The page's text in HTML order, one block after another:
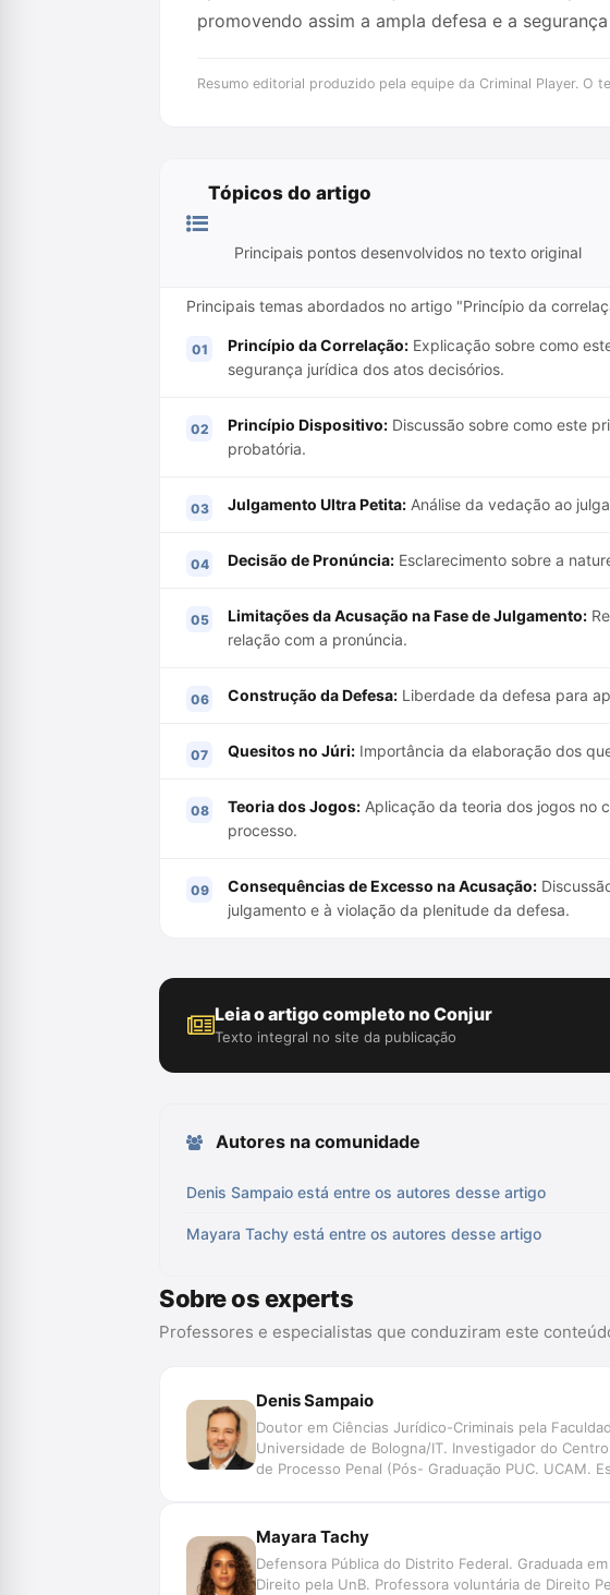
promovendo assim a ampla defesa e a
Resumo editorial produzido pela equipe da Criminal Player.
Tópicos do artigo
Principais pontos desenvolvidos no texto original
Principais temas abordados no artigo "Princípio da
Princípio da Correlação: Explicação sobre como
segurança jurídica dos atos decisórios.
Princípio Dispositivo: Discussão sobre como este
probatória.
Julgamento Ultra Petita: Análise da vedação ao
Decisão de Pronúncia: Esclarecimento sobre a
Limitações da Acusação na Fase de Julgamento:
relação com a pronúncia.
Construção da Defesa: Liberdade da defesa para
Quesitos no Júri: Importância da elaboração dos
Teoria dos Jogos: Aplicação da teoria dos jogos no
processo.
Consequências de Excesso na Acusação:
julgamento e à violação da plenitude da defesa.
Leia o artigo completo no Conjur
Texto integral no site da publicação
Autores na comunidade
Denis Sampaio está entre os autores desse artigo
Mayara Tachy está entre os autores desse artigo
Sobre os experts
Professores e especialistas que conduziram este
Denis Sampaio
Doutor em Ciências Jurídico-Criminais pela
Universidade de Bologna/IT. Investigador do
de Processo Penal (Pós- Graduação PUC. UCAM.
Mayara Tachy
Defensora Pública do Distrito Federal. Graduada
Direito pela UnB. Professora voluntária de Direito